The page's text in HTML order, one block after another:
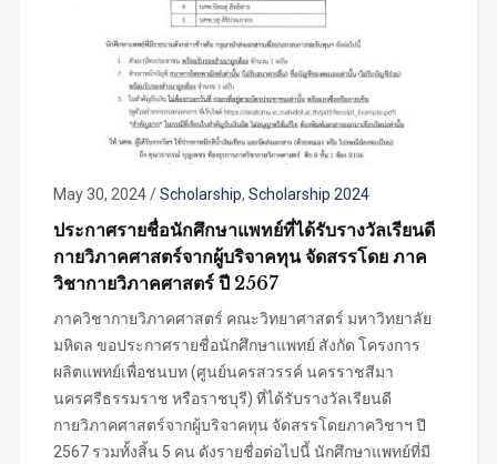
May 30, 2024/Scholarship, Scholarship 2024
ประกาศรายชื่อนักศึกษาแพทย์ที่ได้รับรางวัลเรียนดี
กายวิภาคศาสตร์จากผู้บริจาคทุน จัดสรรโดย ภาค
วิชากายวิภาคศาสตร์ ปี 2567
ภาควิชากายวิภาคศาสตร์ คณะวิทยาศาสตร์ มหาวิทยาลัย
มหิดล ขอประกาศรายชื่อนักศึกษาแพทย์ สังกัด โครงการ
ผลิตแพทย์เพื่อชนบท (ศูนย์นครสวรรค์ นครราชสีมา
นครศรีธรรมราช หรือราชบุรี) ที่ได้รับรางวัลเรียนดี
กายวิภาคศาสตร์จากผู้บริจาคทุน จัดสรรโดยภาควิชาฯ ปี
2567 รวมทั้งสิ้น 5 คน ดังรายชื่อต่อไปนี้ นักศึกษาแพทย์ที่มี